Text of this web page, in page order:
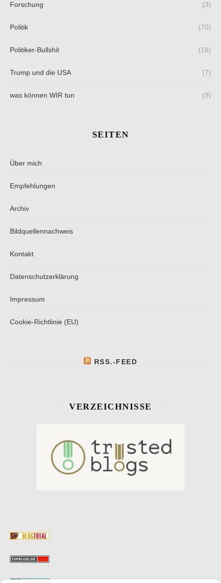
Forschung (3)
Politik (70)
Politiker-Bullshit (18)
Trump und die USA (7)
was können WIR tun (9)
SEITEN
Über mich
Empfehlungen
Archiv
Bildquellennachweis
Kontakt
Datenschutzerklärung
Impressum
Cookie-Richtlinie (EU)
RSS.-FEED
VERZEICHNISSE